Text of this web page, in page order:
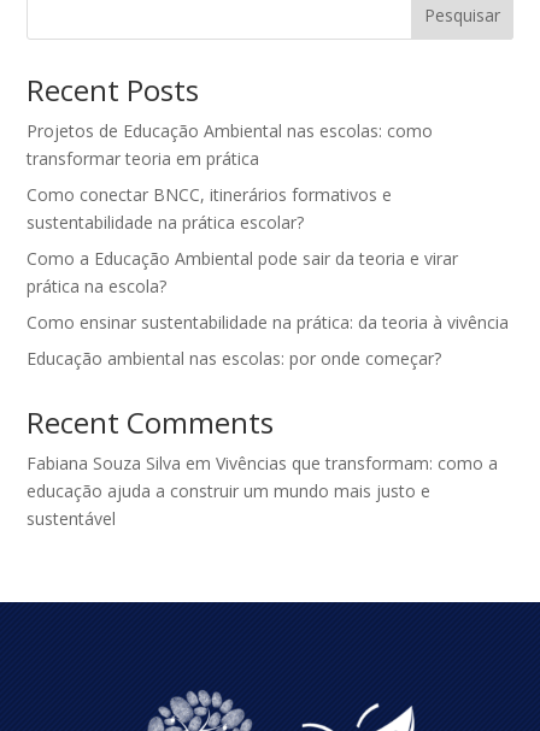
Pesquisar
Recent Posts
Projetos de Educação Ambiental nas escolas: como
transformar teoria em prática
Como conectar BNCC, itinerários formativos e
sustentabilidade na prática escolar?
Como a Educação Ambiental pode sair da teoria e virar
prática na escola?
Como ensinar sustentabilidade na prática: da teoria à vivência
Educação ambiental nas escolas: por onde começar?
Recent Comments
Fabiana Souza Silva emVivências que transformam: como a
educação ajuda a construir um mundo mais justo e
sustentável